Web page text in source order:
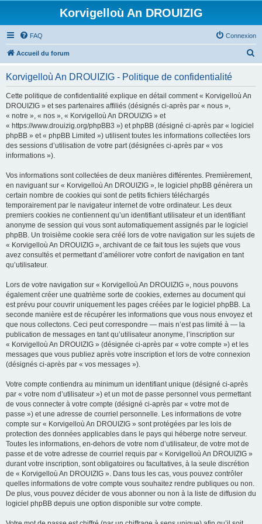
Korvigelloù An DROUIZIG
FAQ Connexion
Accueil du forum
Korvigelloù An DROUIZIG - Politique de confidentialité
Cette politique de confidentialité explique en détail comment « Korvigelloù An
DROUIZIG » et ses partenaires affiliés (désignés ci-après par « nous »,
« notre », « nos », « Korvigelloù An DROUIZIG » et
« https://www.drouizig.org/phpBB3 ») et phpBB (désigné ci-après par « logiciel
phpBB » et « phpBB Limited ») utilisent toutes les informations collectées lors
des sessions d’utilisation de votre part (désignées ci-après par « vos
informations »).
Vos informations sont collectées de deux manières différentes. Premièrement,
en naviguant sur « Korvigelloù An DROUIZIG », le logiciel phpBB génèrera un
certain nombre de cookies qui sont de petits fichiers téléchargés
temporairement par le navigateur internet de votre ordinateur. Les deux
premiers cookies ne contiennent qu’un identifiant utilisateur et un identifiant
anonyme de session qui vous sont automatiquement assignés par le logiciel
phpBB. Un troisième cookie sera créé lors de votre navigation sur les sujets de
« Korvigelloù An DROUIZIG », archivant de ce fait tous les sujets que vous
avez consultés et permettant d’améliorer votre confort de navigation en tant
qu’utilisateur.
Lors de votre navigation sur « Korvigelloù An DROUIZIG », nous pouvons
également créer une quatrième sorte de cookies, externes au document qui
est prévu pour couvrir uniquement les pages créées par le logiciel phpBB. La
seconde manière est de récupérer les informations que vous nous envoyez et
que nous collectons. Ceci peut correspondre — mais n’est pas limité à — la
publication de messages en tant qu’utilisateur anonyme, l’inscription sur
« Korvigelloù An DROUIZIG » (désignée ci-après par « votre compte ») et les
messages que vous publiez après votre inscription et lors de votre connexion
(désignés ci-après par « vos messages »).
Votre compte contiendra au minimum un identifiant unique (désigné ci-après
par « votre nom d’utilisateur ») et un mot de passe personnel vous permettant
de vous connecter à votre compte (désigné ci-après par « votre mot de
passe ») et une adresse de courriel personnelle. Les informations de votre
compte sur « Korvigelloù An DROUIZIG » sont protégées par les lois de
protection des données applicables dans le pays qui héberge notre serveur.
Toutes les informations, en-dehors de votre nom d’utilisateur, de votre mot de
passe et de votre adresse de courriel requis par « Korvigelloù An DROUIZIG »
durant votre inscription, sont obligatoires ou facultatives, à la seule discrétion
de « Korvigelloù An DROUIZIG ». Dans tous les cas, vous pouvez contrôler
quelles informations de votre compte vous souhaitez rendre publiques ou non.
De plus, vous pouvez décider de vous abonner ou non à la liste de diffusion du
logiciel phpBB depuis une option disponible sur votre compte.